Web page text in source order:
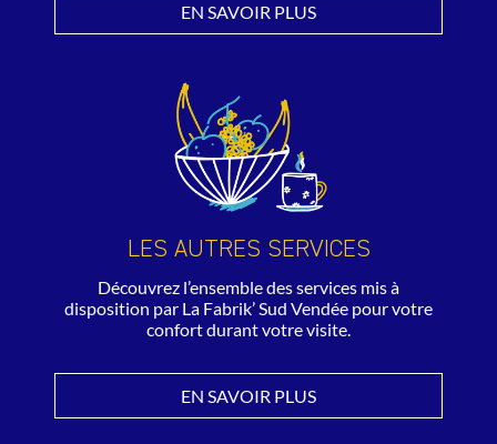
EN SAVOIR PLUS
LES AUTRES SERVICES
Découvrez l’ensemble des services mis à
disposition par La Fabrik’ Sud Vendée pour votre
confort durant votre visite.
EN SAVOIR PLUS